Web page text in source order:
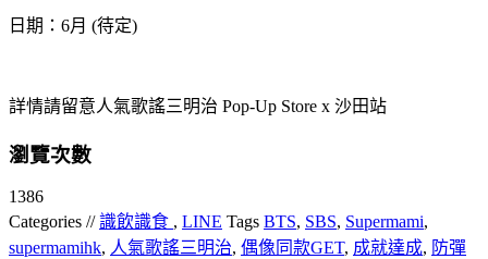
日期：6月 (待定)
詳情請留意人氣歌謠三明治 Pop-Up Store x 沙田站
瀏覽次數
1386
Categories //識飲識食 , LINE Tags BTS, SBS, Supermami,
supermamihk, 人氣歌謠三明治, 偶像同款GET, 成就達成, 防彈